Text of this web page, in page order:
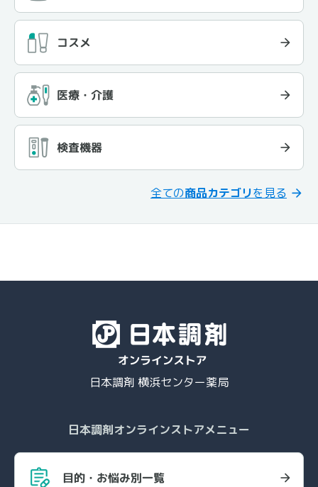
コスメ
医療・介護
検査機器
全ての商品カテゴリを見る
日本調剤 横浜センター薬局
日本調剤オンラインストアメニュー
目的・お悩み別一覧